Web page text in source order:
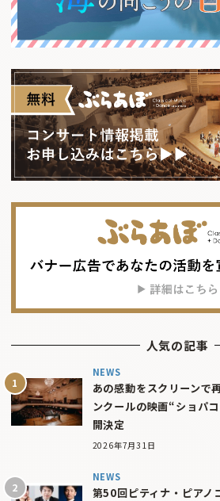
人気の記事
NEWS
あの感動をスクリーンで
ンクールの映画“ショパ
開決定
2026年7月31日
NEWS
第50回ピティナ・ピアノ